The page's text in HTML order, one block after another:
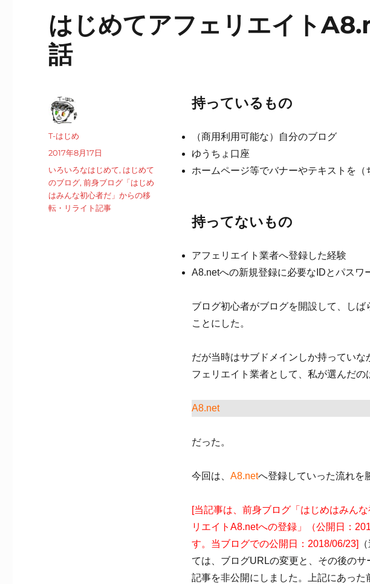
はじめてアフェリエイト
話
持っているもの
（商用利用可能な）自分のブログ
ゆうちょ口座
ホームページ等でバナーやテキストを
持ってないもの
アフェリエイト業者へ登録した経験
A8.netへの新規登録に必要なIDとパスワ
ブログ初心者がブログを開設して、し
ことにした。
だが当時はサブドメインしか持ってい
フェリエイト業者として、私が選んだの
A8.net
だった。
今回は、 A8.netへ登録していった流れを
[当記事は、前身ブログ「はじめはみん
リエイトA8.netへの登録」（公開日：
す。当ブログでの公開日：2018/06/23]
ては、ブログURLの変更と、その後の
記事を非公開にしました。上記にあっ
投
稿
T-はじめ
投
2017年8月17日
カ
テ
ゴ
リ
いろいろなはじめて, はじめて
のブログ,前身ブログ「はじめ
はみんな初心者だ」からの移
転・リライト記事